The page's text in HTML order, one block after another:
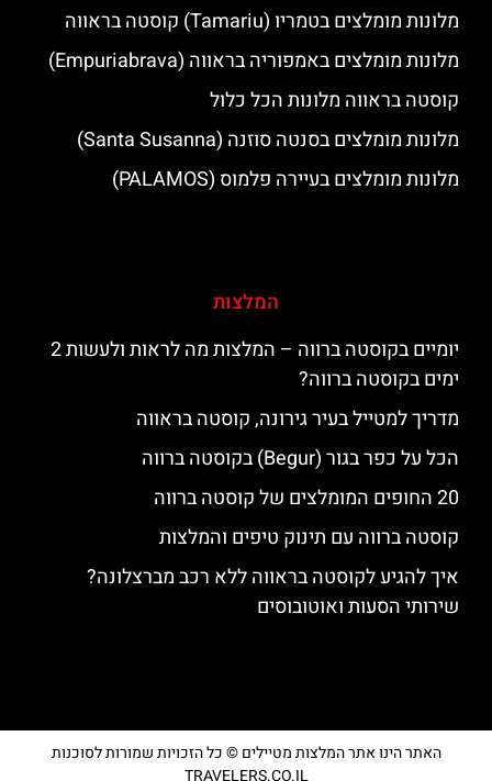
מלונות מומלצים בטמריו (Tamariu) קוסטה בראווה
מלונות מומלצים באמפוריה בראווה (Empuriabrava)
קוסטה בראווה מלונות הכל כלול
מלונות מומלצים בסנטה סוזנה (Santa Susanna)
מלונות מומלצים בעיירה פלמוס (PALAMOS)
המלצות
יומיים בקוסטה ברווה – המלצות מה לראות ולעשות 2
ימים בקוסטה ברווה?
מדריך למטייל בעיר גירונה, קוסטה בראווה
הכל על כפר בגור (Begur) בקוסטה ברווה
20 החופים המומלצים של קוסטה ברווה
קוסטה ברווה עם תינוק טיפים והמלצות
איך להגיע לקוסטה בראווה ללא רכב מברצלונה?
שירותי הסעות ואוטובוסים
האתר הינו אתר המלצות מטיילים © כל הזכויות שמורות לסוכנות